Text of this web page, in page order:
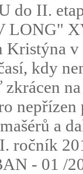
do II.
LONG"
Kristýna
kdy
a
ročník
- 01 /